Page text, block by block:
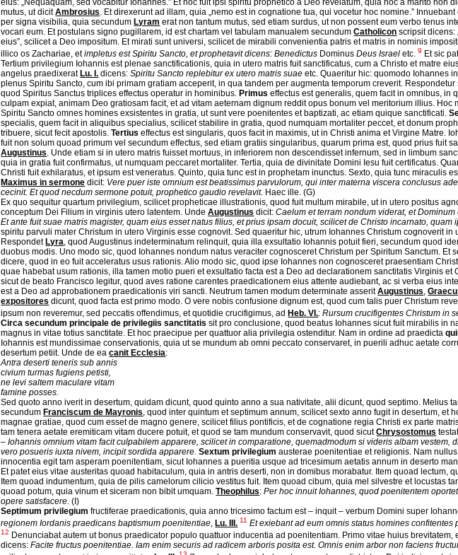
eius: „Nequaquam, sed vocabitur Iohannes.” Et hoc fuit ipsi spiritu prophetico a Deo revelatum, quia hoc a marito non
mutus, ut dicitAmbrosius. Et direxerunt ad illam, quia „nemo est in cognatione tua, qui vocetur hoc nomine.”
per signa visibilia, quia secundum Lyram erat non tantum mutus, sed etiam surdus, ut non possent eum verbo tenus
vocari eum. Et postulans signo pugillarem, id est chartam vel tabulam manualem secundumCatholicon scripsit dicens:
eius”, scilicet a Deo impositum. Et mirati sunt universi, scilicet de mirabili convenientia patris et matris in nominis
illico os Zachariae, etimpletus est Spiritu Sancto, et prophetavit dicens: Benedictus Dominus Deus Israel etc.9 Et sic
Tertium privilegium Iohannis est plenae sanctificationis, quia in utero matris fuit sanctificatus, cum a Christo et matre
angelus praedixerat Lu. I. dicens:Spiritu Sancto replebitur ex utero matris suae etc. Quaeritur hic: quomodo Iohannes
plenus Spiritu Sancto, cum ibi primam gratiam acceperit, in qua tandem per augmenta temporum creverit.
quod Spiritus Sanctus triplices effectus operatur in hominibus. Primus effectus est generalis, quem facit in omnibus, in
culpam expiat, animam Deo gratiosam facit, et ad vitam aeternam dignum reddit opus bonum vel meritorium illius. Hoc
Spiritu Sancto omnes homines exsistentes in gratia, ut sunt vere poenitentes et baptizati, ac etiam quique sanctificati.
specialis, quem facit in aliquibus specialius, scilicet stabilire in gratia, quod numquam mortaliter peccet, et donum
tribuere, sicut fecit apostolis.Tertius effectus est singularis, quos facit in maximis, ut in Christi anima et Virgine Matre.
fuit non solum quoad primum vel secundum effectus, sed etiam gratiis singularibus, quarum prima est, quod prius fuit
Augustinus. Unde etiam si in utero matris fuisset mortuus, in inferiorem non descendisset infernum, sed in limbum
quia in gratia fuit confirmatus, ut numquam peccaret mortaliter. Tertia, quia de divinitate Domini Iesu fuit certificatus.
Christi fuit exhilaratus, et ipsum est veneratus. Quinto, quia tunc est in prophetam inunctus. Sexto, quia tunc miraculis
Maximus in sermone dicit: Vere puer iste omnium est beatissimus parvulorum, qui inter materna viscera conclusus
cecinit. Et quod necdum sermone potuit, prophetico gaudio revelavit. Haec ille. (G)
Ex quo sequitur quartum privilegium, scilicet propheticae illustrationis, quod fuit multum mirabile, ut in utero positus
conceptum Dei Filium in virginis utero latentem. UndeAugustinus dicit:Caelum et terram nondum viderat, et
Et ante fuit suae matris magister, quam eius esset natus filius, et prius ipsam docuit, scilicet de Christo incarnato, quam
spiritu parvuli mater Christum in utero Virginis esse cognovit. Sed quaeritur hic, utrum Iohannes Christum cognoverit in
Respondet Lyra, quod Augustinus indeterminatum relinquit, quia illa exsultatio Iohannis potuit fieri, secundum quod
duobus modis. Uno modo sic, quod Iohannes nondum natus veraciter cognosceret Christum per Spiritum Sanctum. Et
dicere, quod in eo fuit acceleratus usus rationis. Alio modo sic, quod ipse Iohannes non cognosceret praesentiam
quae habebat usum rationis, illa tamen motio pueri et exsultatio facta est a Deo ad declarationem sanctitatis Virginis et
sicut de beato Francisco legitur, quod aves ratione carentes praedicationem eius attente audiebant, ac si verba eius
est a Deo ad approbationem praedicationis viri sancti. Neutrum tamen modum determinate asseritAugustinus,
expositores dicunt, quod facta est primo modo. O vere nobis confusione dignum est, quod cum talis puer Christum
ipsum non reveremur, sed peccatis offendimus, et quotidie crucifigimus, ad Heb. VI.:Rursum crucifigentes Christum in
Circa secundum principale de privilegiis sanctitatissit pro conclusione, quod beatus Iohannes sicut fuit mirabilis in
magnus in vitae totius sanctitate. Et hoc praecipue per quattuor alia privilegia ostenditur. Nam in ordine ad praedicta
Iohannis est mundissimae conservationis, quia ut se mundum ab omni peccato conservaret, in puerili adhuc aetate
desertum petiit. Unde de eacanit Ecclesia:
Antra deserti teneris sub annis
civium turmas fugiens petisti,
ne levi saltem maculare vitam
famine posses.
Sed quoto anno iverit in desertum, quidam dicunt, quod quinto anno a sua nativitate, alii dicunt, quod septimo. Melius
secundum Franciscum de Mayronis, quod inter quintum et septimum annum, scilicet sexto anno fugit in desertum, et
magnae gratiae, quod cum esset de magno genere, scilicet filius pontificis, et de cognatione regia Christi ex parte
tam tenera aetate eremiticam vitam ducere potuit, et quod se tam mundum conservavit, quod sicutChrysostomus
–Iohannis omnium vitam facit culpabilem apparere, scilicet in comparatione, quemadmodum si videris albam vestem,
vero posueris iuxta nivem, incipit sordida apparere. Sextum privilegium austerae poenitentiae et religionis. Nam
innocentia egit tam asperam poenitentiam, sicut Iohannes a pueritia usque ad tricesimum aetatis annum in deserto
Et patet eius vitae austeritas quoad habitaculum, quia in antris deserti, non in domibus morabatur. Item quoad lectum,
Item quoad indumentum, quia de pilis camelorumcilicio vestitus fuit. Item quoad cibum, quia mel silvestre et locustas
quoad potum, quia vinum et siceram non bibit umquam.Theophilus:Per hoc innuit Iohannes, quod poenitentem
opere satisfacere. (I)
Septimum privilegium fructiferae praedicationis, quia anno tricesimo factum est – inquit – verbum Domini super
regionem Iordanis praedicans baptismum poenitentiae, Lu. III. 11 Et exiebant ad eum omnis status homines confitentes
12 Denunciabat autem ut bonus praedicator populo quattuor inducentia ad poenitentiam. Primo vitae huius brevitatem,
dicens:Facite fructus poenitentiae. Iam enim securis ad radicem arboris posita est. Omnis enim arbor non faciens